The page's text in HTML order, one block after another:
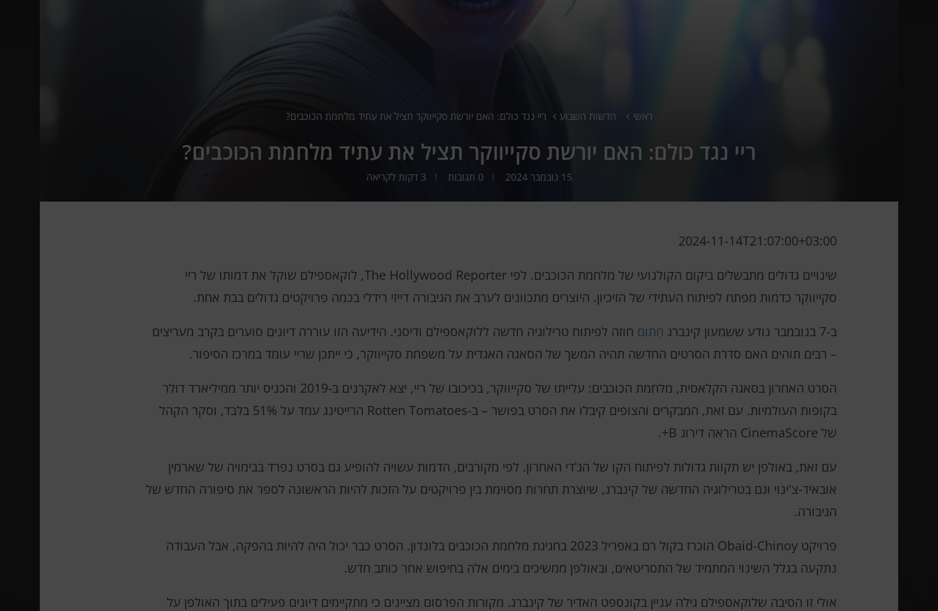
ראשי חדשות השבוע ריי נגד כולם: האם יורשת סקייווקר תציל את עתיד מלחמת הכוכבים?
ריי נגד כולם: האם יורשת סקייווקר תציל את עתיד מלחמת הכוכבים?
15 נובמבר 2024 0 תגובות 3 דקות לקריאה
2024-11-14T21:07:00+03:00
שינויים גדולים מתבשלים ביקום הקולנועי של מלחמת הכוכבים. לפי The Hollywood Reporter, לוקאספילם שוקל את דמותו של ריי
סקייווקר כדמות מפתח לפיתוח העתידי של הזיכיון. היוצרים מתכוונים לערב את הגיבורה דייזי רידלי בכמה פרויקטים גדולים בבת אחת.
ב-7 בנובמבר נודע ששמעון קינברג חָתוּם חוזה לפיתוח טרילוגיה חדשה ללוקאספילם ודיסני. הידיעה הזו עוררה דיונים סוערים בקרב מעריצים
– רבים תוהים האם סדרת הסרטים החדשה תהיה המשך של הסאגה האגדית על משפחת סקייווקר, כי ייתכן שריי עומד במרכז הסיפור.
הסרט האחרון בסאגה הקלאסית, מלחמת הכוכבים: עלייתו של סקייווקר, בכיכובו של ריי, יצא לאקרנים ב-2019 והכניס יותר ממיליארד דולר
בקופות העולמיות. עם זאת, המבקרים והצופים קיבלו את הסרט בפושר – ב-Rotten Tomatoes הרייטינג עמד על 51% בלבד, וסקר הקהל
של CinemaScore הראה דירוג B+.
עם זאת, באולפן יש תקוות גדולות לפיתוח הקו של הג'די האחרון. לפי מקורבים, הדמות עשויה להופיע גם בסרט נפרד בבימויה של שארמין
אובאיד-צ'ינוי וגם בטרילוגיה החדשה של קינברג, שיוצרת תחרות מסוימת בין פרויקטים על הזכות להיות הראשונה לספר את סיפורה החדש של
הגיבורה.
פרויקט Obaid-Chinoy הוכרז בקול רם באפריל 2023 בחגיגת מלחמת הכוכבים בלונדון. הסרט כבר יכול היה להיות בהפקה, אבל העבודה
נתקעה בגלל השינוי המתמיד של התסריטאים, ובאולפן ממשיכים בימים אלה בחיפוש אחר כותב חדש.
אולי זו הסיבה שלוקאספילם גילה עניין בקונספט האדיר של קינברג. מקורות הפרסום מציינים כי מתקיימים דיונים פעילים בתוך האולפן על